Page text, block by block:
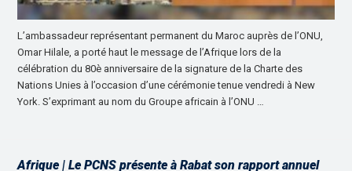
L’ambassadeur représentant permanent du Maroc auprès de l’ONU,
Omar Hilale, a porté haut le message de l’Afrique lors de la
célébration du 80è anniversaire de la signature de la Charte des
Nations Unies à l’occasion d’une cérémonie tenue vendredi à New
York. S’exprimant au nom du Groupe africain à l’ONU …
Afrique | Le PCNS présente à Rabat son rapport annuel